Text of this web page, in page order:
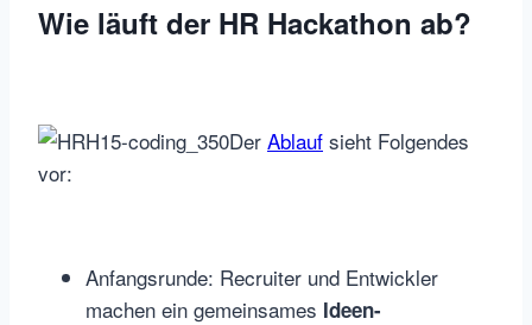
Wie läuft der HR Hackathon ab?
Der Ablauf sieht Folgendes
vor:
Anfangsrunde: Recruiter und Entwickler
machen ein gemeinsames Ideen-